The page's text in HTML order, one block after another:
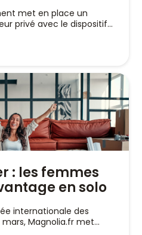
met en place un
privé avec le dispositif...
: les femmes
en solo
internationale des
Magnolia.fr met...